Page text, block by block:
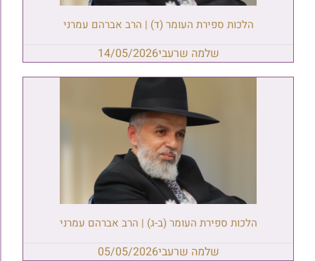
הלכות ספירת העומר (ד) | הרב אברהם עמרני
שלמה שרעבי14/05/2026
הלכות ספירת העומר (ב-ג) | הרב אברהם עמרני
שלמה שרעבי05/05/2026